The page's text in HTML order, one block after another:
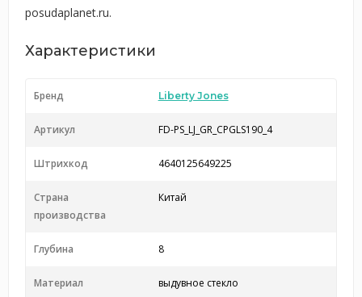
posudaplanet.ru.
Характеристики
Бренд Liberty Jones
Артикул FD-PS_LJ_GR_CPGLS190_4
Штрихкод 4640125649225
Страна
производства
Китай
Глубина 8
Материал выдувное стекло